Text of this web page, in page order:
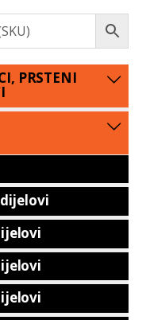
PRSTENI
dijelovi